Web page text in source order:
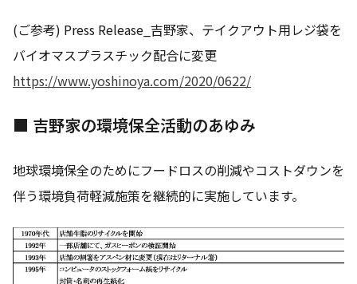
(ご参考) Press Release_吉野家、テイクアウト用レジ袋を
バイオマスプラスチック配合に変更
https://www.yoshinoya.com/2020/0622/
■ 吉野家の環境保全活動のあゆみ
地球環境保全のためにフードロスの削減やコストダウンを
伴う環境負荷軽減施策を継続的に実施しています。